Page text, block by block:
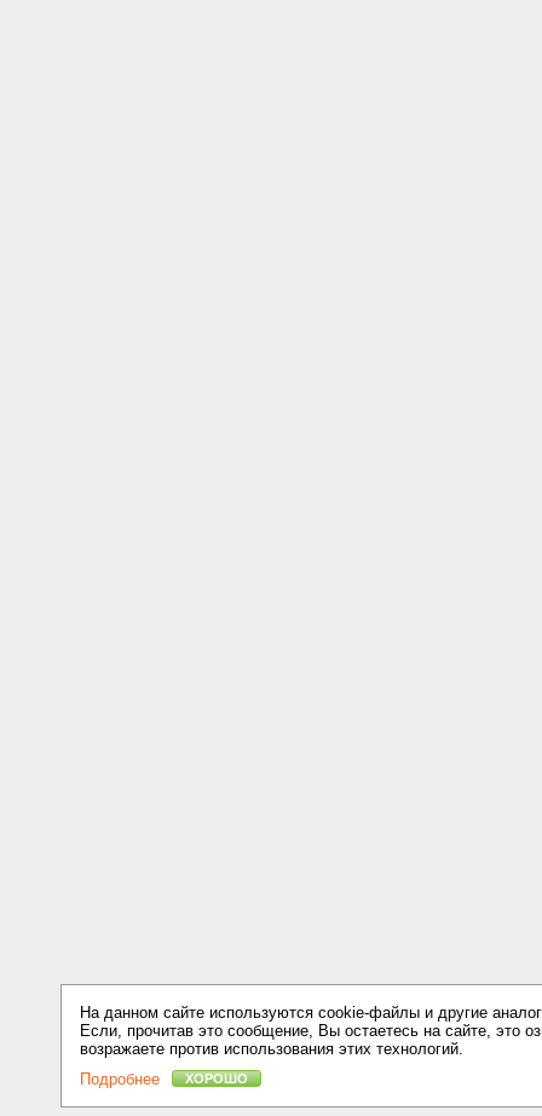
На данном сайте используются cookie-файлы и другие
Если, прочитав это сообщение, Вы остаетесь на сайте, это
возражаете против использования этих технологий.
Подробнее
ХОРОШО